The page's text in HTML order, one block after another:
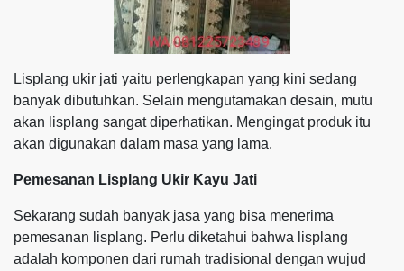
Lisplang ukir jati yaitu perlengkapan yang kini sedang
banyak dibutuhkan. Selain mengutamakan desain, mutu
akan lisplang sangat diperhatikan. Mengingat produk itu
akan digunakan dalam masa yang lama.
Pemesanan Lisplang Ukir Kayu Jati
Sekarang sudah banyak jasa yang bisa menerima
pemesanan lisplang. Perlu diketahui bahwa lisplang
adalah komponen dari rumah tradisional dengan wujud